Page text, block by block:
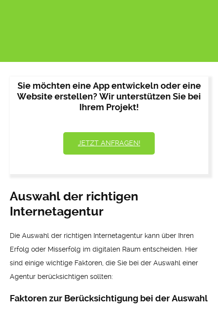
Sie möchten eine App entwickeln oder eine
Website erstellen? Wir unterstützen Sie bei
Ihrem Projekt!
JETZT ANFRAGEN!
Auswahl der richtigen
Internetagentur
Die Auswahl der richtigen Internetagentur kann über Ihren
Erfolg oder Misserfolg im digitalen Raum entscheiden. Hier
sind einige wichtige Faktoren, die Sie bei der Auswahl einer
Agentur berücksichtigen sollten:
Faktoren zur Berücksichtigung bei der Auswahl